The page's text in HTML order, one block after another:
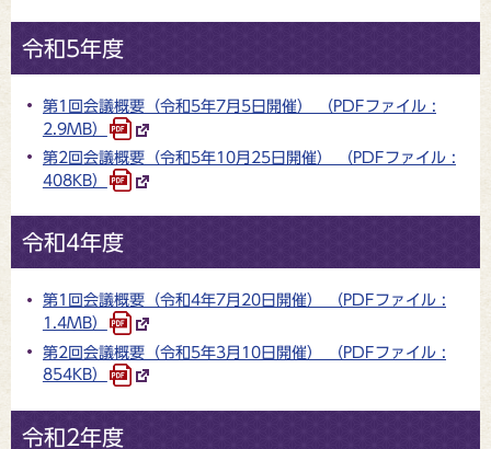
令和5年度
第1回会議概要（令和5年7月5日開催） （PDFファイル :
2.9MB）
第2回会議概要（令和5年10月25日開催） （PDFファイル :
408KB）
令和4年度
第1回会議概要（令和4年7月20日開催） （PDFファイル :
1.4MB）
第2回会議概要（令和5年3月10日開催） （PDFファイル :
854KB）
令和2年度